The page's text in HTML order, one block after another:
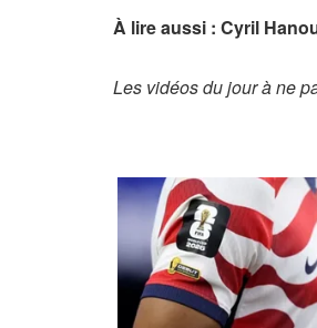
À lire aussi : Cyril
Les vidéos du jour à ne